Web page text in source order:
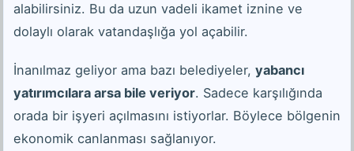
alabilirsiniz. Bu da uzun vadeli ikamet iznine ve
dolaylı olarak vatandaşlığa yol açabilir.
İnanılmaz geliyor ama bazı belediyeler, yabancı
yatırımcılara arsa bile veriyor. Sadece karşılığında
orada bir işyeri açılmasını istiyorlar. Böylece bölgenin
ekonomik canlanması sağlanıyor.